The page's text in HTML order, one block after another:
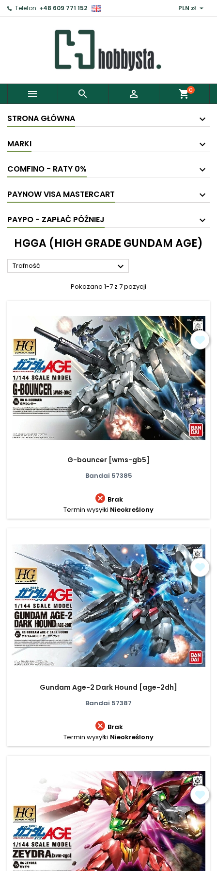
Telefon: +48 609 771 152 PLN zł 
   shopping_cart0
STRONA GŁÓWNA
MARKI
COMFINO - RATY 0%
PAYNOW VISA MASTERCART
PAYPO - ZAPŁAĆ PÓŹNIEJ
HGGA (HIGH GRADE GUNDAM AGE)
Trafność 
Pokazano 1-7 z 7 pozycji
G-bouncer [wms-gb5]
Bandai 57385
 Brak
Termin wysyłki Nieokreślony
Gundam Age-2 Dark Hound [age-2dh]
Bandai 57387
 Brak
Termin wysyłki Nieokreślony
Zaloguj ×
Aby zapisać produkty do Schowka, musisz się
Anuluj Zaloguj